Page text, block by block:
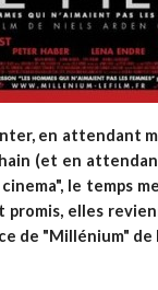
en attendant
(et en
le temps
promis, elles
de "Millénium" de